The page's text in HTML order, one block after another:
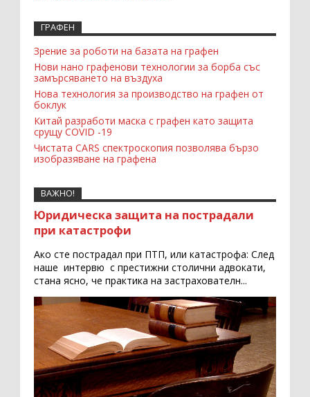
ГРАФЕН
Зрение за роботи на базата на графен
Нови нано графенови технологии за борба със
замърсяването на въздуха
Нова технология за производство на графен от
боклук
Китай разработи маска с графен като защита
срущу COVID -19
Чистата CARS спектроскопия позволява бързо
изобразяване на графена
ВАЖНО!
Юридическа защита на пострадали
при катастрофи
Ако сте пострадал при ПТП, или катастрофа: След
наше интервю с престижни столични адвокати,
стана ясно, че практика на застрахователн...